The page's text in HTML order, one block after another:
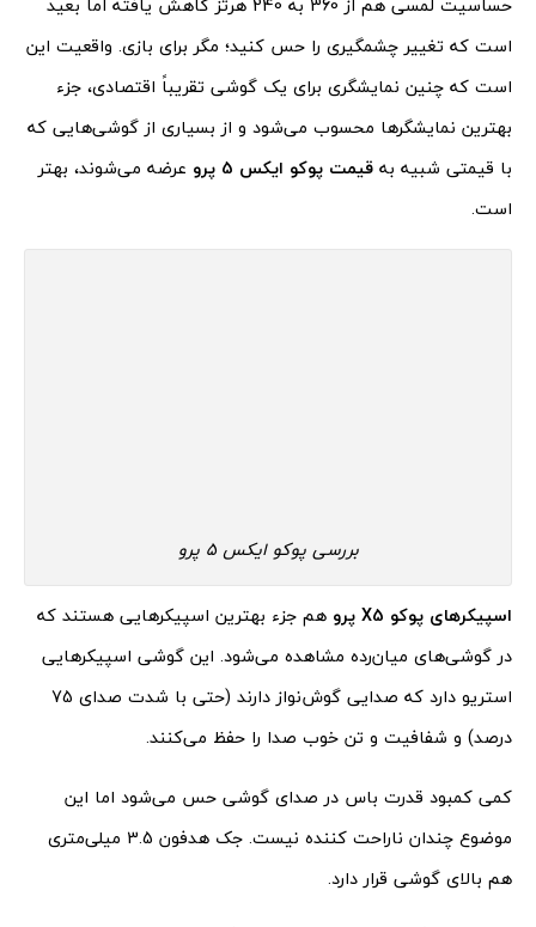
است که تغییر چشمگیری را حس کنید؛ مگر برای بازی. واقعیت این
است که چنین نمایشگری برای یک گوشی تقریباً اقتصادی، جزء
بهترین نمایشگرها محسوب می‌شود و از بسیاری از گوشی‌هایی که
با قیمتی شبیه به قیمت پوکو ایکس 5 پرو
عرضه می‌شوند،‌ بهتر
است.
بررسی پوکو ایکس 5 پرو
اسپیکرهای پوکو X5 پرو
هم جزء بهترین اسپیکرهایی هستند که
در گوشی‌های میان‌رده مشاهده می‌شود. این گوشی اسپیکرهایی
استریو دارد که صدایی گوش‌نواز دارند (حتی با شدت صدای 75
درصد) و شفافیت و تن خوب صدا را حفظ می‌کنند.
کمی کمبود قدرت باس در صدای گوشی حس می‌شود اما این
موضوع چندان ناراحت کننده نیست. جک هدفون 3.5 میلی‌متری
هم بالای گوشی قرار دارد.